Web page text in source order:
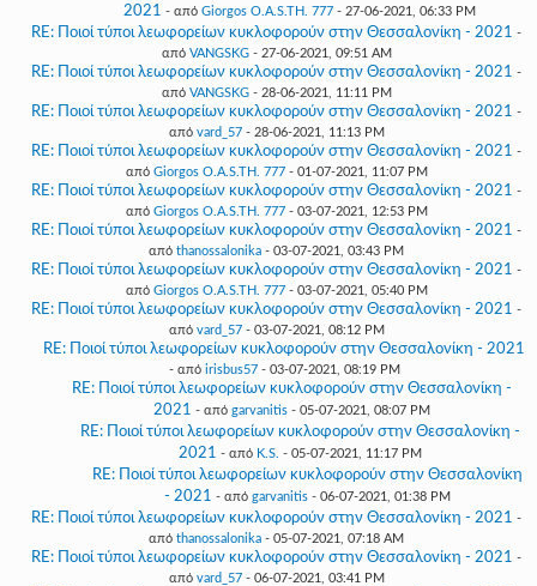
2021 - από Giorgos O.A.S.TH. 777 - 27-06-2021, 06:33 PM
RE: Ποιοί τύποι λεωφορείων κυκλοφορούν στην Θεσσαλονίκη - 2021 -
από VANGSKG- 27-06-2021, 09:51 AM
RE: Ποιοί τύποι λεωφορείων κυκλοφορούν στην Θεσσαλονίκη - 2021 -
από VANGSKG- 28-06-2021, 11:11 PM
RE: Ποιοί τύποι λεωφορείων κυκλοφορούν στην Θεσσαλονίκη - 2021 -
από vard_57- 28-06-2021, 11:13 PM
RE: Ποιοί τύποι λεωφορείων κυκλοφορούν στην Θεσσαλονίκη - 2021 -
από Giorgos O.A.S.TH. 777- 01-07-2021, 11:07 PM
RE: Ποιοί τύποι λεωφορείων κυκλοφορούν στην Θεσσαλονίκη - 2021 -
από Giorgos O.A.S.TH. 777- 03-07-2021, 12:53 PM
RE: Ποιοί τύποι λεωφορείων κυκλοφορούν στην Θεσσαλονίκη - 2021 -
από thanossalonika - 03-07-2021, 03:43 PM
RE: Ποιοί τύποι λεωφορείων κυκλοφορούν στην Θεσσαλονίκη - 2021 -
από Giorgos O.A.S.TH. 777- 03-07-2021, 05:40 PM
RE: Ποιοί τύποι λεωφορείων κυκλοφορούν στην Θεσσαλονίκη - 2021 -
από vard_57- 03-07-2021, 08:12 PM
RE: Ποιοί τύποι λεωφορείων κυκλοφορούν στην Θεσσαλονίκη - 2021
- από irisbus57- 03-07-2021, 08:19 PM
RE: Ποιοί τύποι λεωφορείων κυκλοφορούν στην Θεσσαλονίκη -
2021 - από garvanitis - 05-07-2021, 08:07 PM
RE: Ποιοί τύποι λεωφορείων κυκλοφορούν στην Θεσσαλονίκη -
2021 - από K.S. - 05-07-2021, 11:17 PM
RE: Ποιοί τύποι λεωφορείων κυκλοφορούν στην Θεσσαλονίκη
- 2021 - από garvanitis - 06-07-2021, 01:38 PM
RE: Ποιοί τύποι λεωφορείων κυκλοφορούν στην Θεσσαλονίκη - 2021 -
από thanossalonika - 05-07-2021, 07:18 AM
RE: Ποιοί τύποι λεωφορείων κυκλοφορούν στην Θεσσαλονίκη - 2021 -
από vard_57- 06-07-2021, 03:41 PM